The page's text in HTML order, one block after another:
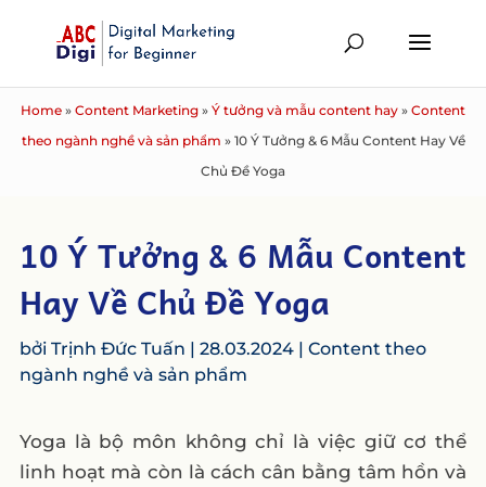
Home » Content Marketing » Ý tưởng và mẫu content hay » Content
theo ngành nghề và sản phẩm » 10 Ý Tưởng & 6 Mẫu Content Hay Về
Chủ Đề Yoga
10 Ý Tưởng & 6 Mẫu Content
Hay Về Chủ Đề Yoga
bởi Trịnh Đức Tuấn | 28.03.2024| Content theo
ngành nghề và sản phẩm
Yoga là bộ môn không chỉ là việc giữ cơ thể
linh hoạt mà còn là cách cân bằng tâm hồn và